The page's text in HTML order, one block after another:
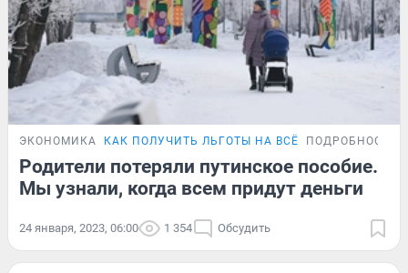
ЭКОНОМИКА КАК ПОЛУЧИТЬ ЛЬГОТЫ НА ВСЁ ПОДРОБНОСТИ
Родители потеряли путинское пособие.
Мы узнали, когда всем придут деньги
24 января, 2023, 06:00 1 354 Обсудить